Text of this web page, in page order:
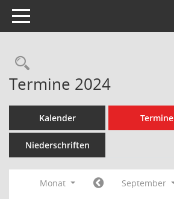
Toggle navigation
Rechercheauswahl
Termine 2024
Kalender Termine
Niederschriften
Monat September